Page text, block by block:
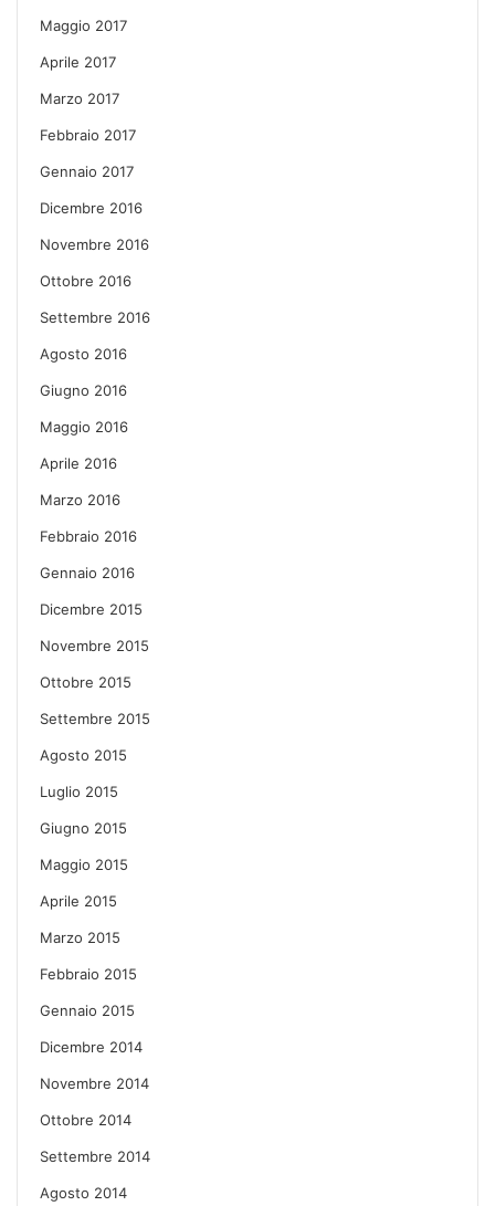
Maggio 2017
Aprile 2017
Marzo 2017
Febbraio 2017
Gennaio 2017
Dicembre 2016
Novembre 2016
Ottobre 2016
Settembre 2016
Agosto 2016
Giugno 2016
Maggio 2016
Aprile 2016
Marzo 2016
Febbraio 2016
Gennaio 2016
Dicembre 2015
Novembre 2015
Ottobre 2015
Settembre 2015
Agosto 2015
Luglio 2015
Giugno 2015
Maggio 2015
Aprile 2015
Marzo 2015
Febbraio 2015
Gennaio 2015
Dicembre 2014
Novembre 2014
Ottobre 2014
Settembre 2014
Agosto 2014